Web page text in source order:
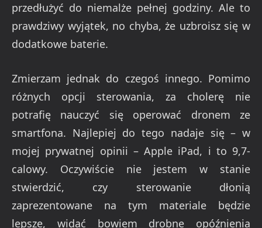
przedłużyć do niemalże pełnej godziny. Ale to
prawdziwy wyjątek, no chyba, że uzbroisz się w
dodatkowe baterie.
Zmierzam jednak do czegoś innego. Pomimo
różnych opcji sterowania, za cholerę nie
potrafię nauczyć się operować dronem ze
smartfona. Najlepiej do tego nadaje się – w
mojej prywatnej opinii – Apple iPad, i to 9,7-
calowy. Oczywiście nie jestem w stanie
stwierdzić, czy sterowanie dłonią
zaprezentowane na tym materiale będzie
lepsze, widać bowiem drobne opóźnienia